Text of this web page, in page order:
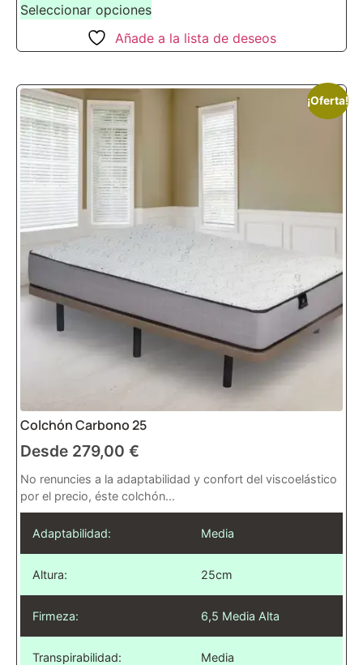
Seleccionar opciones
Añade a la lista de deseos
¡Oferta!
Colchón Carbono 25
Desde 279,00 €
No renuncies a la adaptabilidad y confort del viscoelástico
por el precio, éste colchón...
Adaptabilidad: Media
Altura: 25cm
Firmeza: 6,5 Media Alta
Transpirabilidad: Media